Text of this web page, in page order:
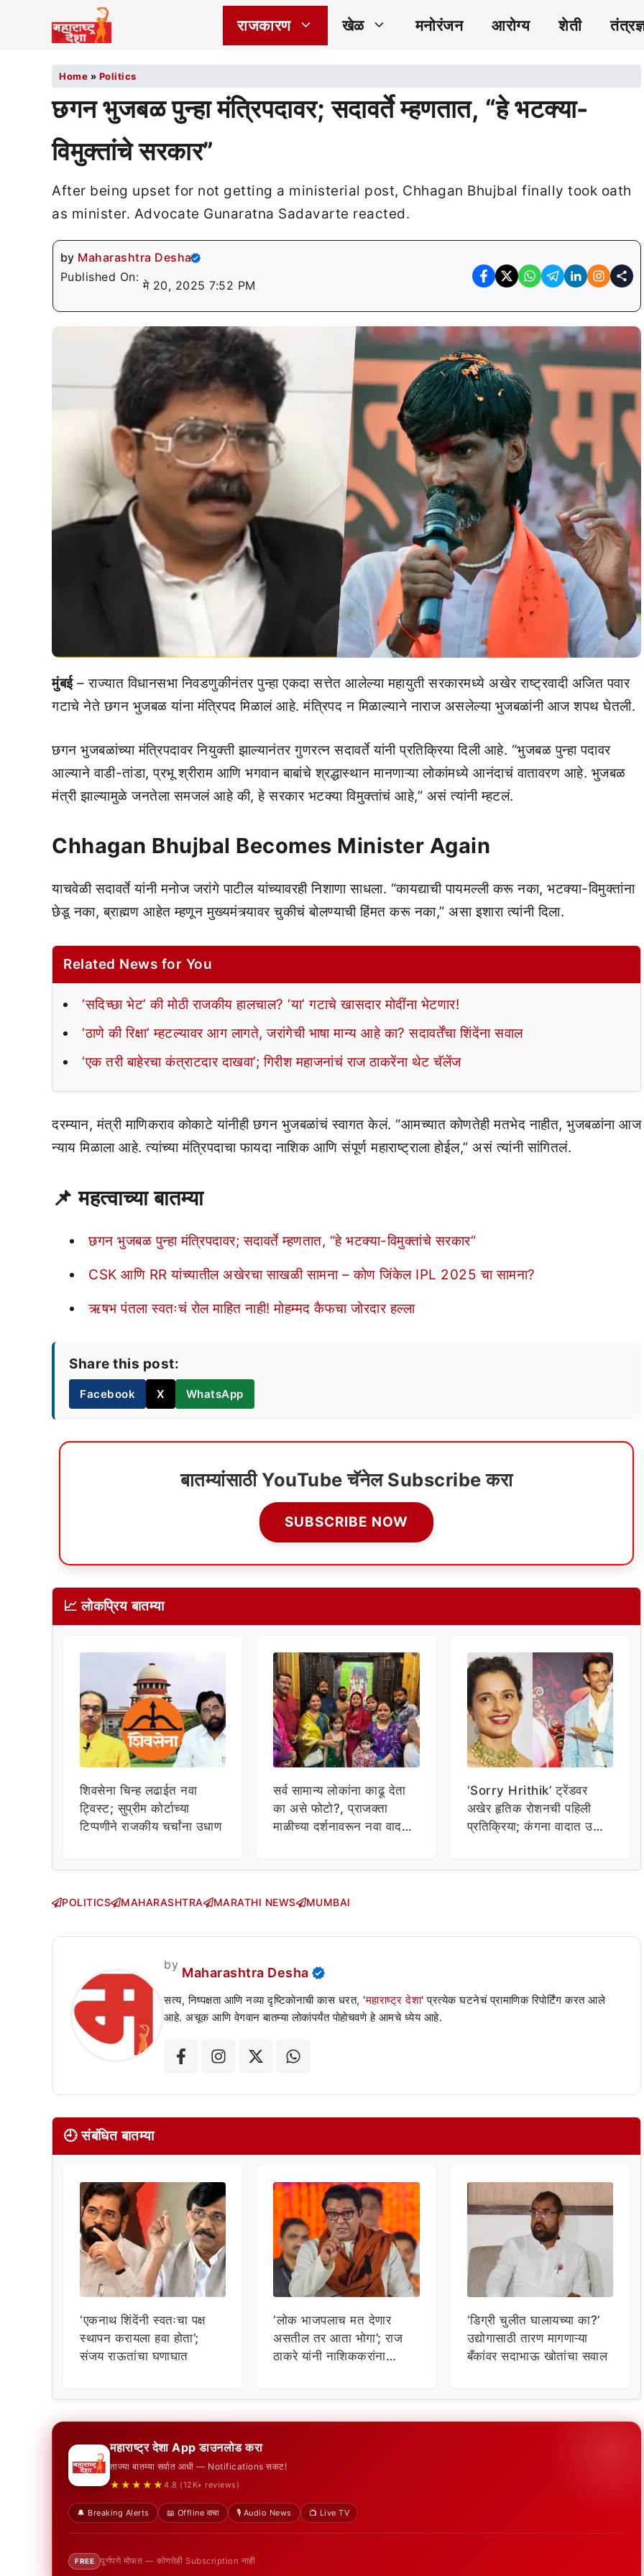
राजकारण खेळ मनोरंजन आरोग्य शेती
Home » Politics
छगन भुजबळ पुन्हा मंत्रिपदावर; सदावर्ते म्हणतात, “हे भटक्या-
विमुक्तांचे सरकार”
After being upset for not getting a ministerial post, Chhagan Bhujbal finally took oath
as minister. Advocate Gunaratna Sadavarte reacted.
by Maharashtra Desha
Published On:
मे 20, 2025 7:52 PM
मुंबई– राज्यात विधानसभा निवडणुकीनंतर पुन्हा एकदा सत्तेत आलेल्या महायुती सरकारमध्ये अखेर राष्ट्रवादी अजित पवार
गटाचे नेते छगन भुजबळ यांना मंत्रिपद मिळालं आहे. मंत्रिपद न मिळाल्याने नाराज असलेल्या भुजबळांनी आज शपथ घेतली.
छगन भुजबळांच्या मंत्रिपदावर नियुक्ती झाल्यानंतर गुणरत्न सदावर्ते यांनी प्रतिक्रिया दिली आहे. “भुजबळ पुन्हा पदावर
आल्याने वाडी-तांडा, प्रभू श्रीराम आणि भगवान बाबांचे श्रद्धास्थान मानणाऱ्या लोकांमध्ये आनंदाचं वातावरण आहे. भुजबळ
मंत्री झाल्यामुळे जनतेला समजलं आहे की, हे सरकार भटक्या विमुक्तांचं आहे,” असं त्यांनी म्हटलं.
Chhagan Bhujbal Becomes Minister Again
याचवेळी सदावर्ते यांनी मनोज जरांगे पाटील यांच्यावरही निशाणा साधला. “कायद्याची पायमल्ली करू नका, भटक्या-विमुक्तांना
छेडू नका, ब्राह्मण आहेत म्हणून मुख्यमंत्र्यावर चुकीचं बोलण्याची हिंमत करू नका,” असा इशारा त्यांनी दिला.
Related News for You
‘सदिच्छा भेट’ की मोठी राजकीय हालचाल? ‘या’ गटाचे खासदार मोदींना भेटणार!
‘ठाणे की रिक्षा’ म्हटल्यावर आग लागते, जरांगेची भाषा मान्य आहे का? सदावर्तेंचा शिंदेंना सवाल
‘एक तरी बाहेरचा कंत्राटदार दाखवा’; गिरीश महाजनांचं राज ठाकरेंना थेट चॅलेंज
दरम्यान, मंत्री माणिकराव कोकाटे यांनीही छगन भुजबळांचं स्वागत केलं. “आमच्यात कोणतेही मतभेद नाहीत, भुजबळांना आज
न्याय मिळाला आहे. त्यांच्या मंत्रिपदाचा फायदा नाशिक आणि संपूर्ण महाराष्ट्राला होईल,” असं त्यांनी सांगितलं.
📌 महत्वाच्या बातम्या
छगन भुजबळ पुन्हा मंत्रिपदावर; सदावर्ते म्हणतात, “हे भटक्या-विमुक्तांचे सरकार”
CSK आणि RR यांच्यातील अखेरचा साखळी सामना – कोण जिंकेल IPL 2025 चा सामना?
ऋषभ पंतला स्वतःचं रोल माहित नाही! मोहम्मद कैफचा जोरदार हल्ला
Share this post:
Facebook X WhatsApp
बातम्यांसाठी YouTube चॅनेल Subscribe करा
SUBSCRIBE NOW
📈 लोकप्रिय बातम्या
शिवसेना चिन्ह लढाईत नवा
ट्विस्ट; सुप्रीम कोर्टाच्या
टिप्पणीने राजकीय चर्चांना उधाण
सर्व सामान्य लोकांना काढू देता
का असे फोटो?, प्राजक्ता
माळीच्या दर्शनावरून नवा वाद;
‘Sorry Hrithik’ ट्रेंडवर
अखेर हृतिक रोशनची पहिली
प्रतिक्रिया; कंगना वादात उडी
POLITICS MAHARASHTRA MARATHI NEWS MUMBAI
by
Maharashtra Desha
सत्य, निष्पक्षता आणि नव्या दृष्टिकोनाची कास धरत, 'महाराष्ट्र देशा' प्रत्येक घटनेचं प्रामाणिक रिपोर्टिंग करत आले
आहे. अचूक आणि वेगवान बातम्या लोकांपर्यंत पोहोचवणे हे आमचे ध्येय आहे.
🕘 संबंधित बातम्या
‘एकनाथ शिंदेंनी स्वतःचा पक्ष
स्थापन करायला हवा होता’;
संजय राऊतांचा घणाघात
‘लोक भाजपलाच मत देणार
असतील तर आता भोगा’; राज
ठाकरे यांनी नाशिककरांना
‘डिग्री चुलीत घालायच्या का?’
उद्योगासाठी तारण मागणाऱ्या
बँकांवर सदाभाऊ खोतांचा सवाल
महाराष्ट्र देशा App डाउनलोड करा
ताज्या बातम्या सर्वात आधी — Notifications सकट!
★★★★★ 4.8 (12K+ reviews)
🔔 Breaking Alerts 📖 Offline वाचा 🎙️ Audio News 📺 Live TV
FREE पूर्णपणे मोफत — कोणतेही Subscription नाही